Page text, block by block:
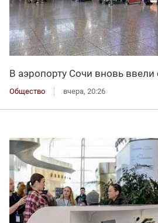
В аэропорту Сочи вновь ввели
Общество вчера, 20:26